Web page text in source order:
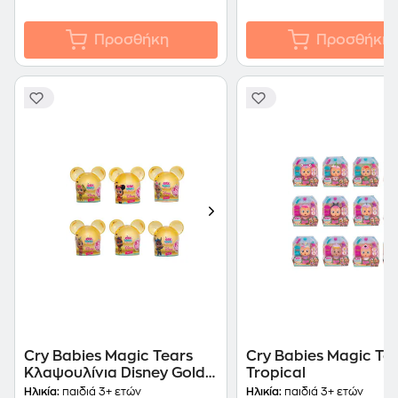
Προσθήκη Προσθήκη
Cry Babies Magic Tears
Κλαψουλίνια Disney Gold
Edition
Ηλικία: παιδιά 3+ ετών
Cry Babies Magic
Tropical
Ηλικία: παιδιά 3+ ετών